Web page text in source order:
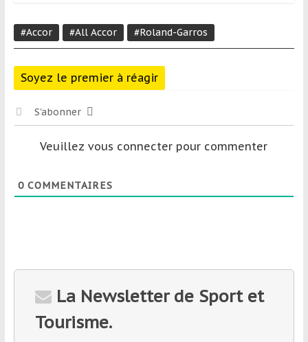
#Accor #All Accor #Roland-Garros
Soyez le premier à réagir
S’abonner
Veuillez vous connecter pour commenter
0COMMENTAIRES
La Newsletter de Sport et
Tourisme.